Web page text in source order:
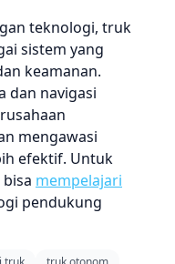
teknologi, truk
sistem yang
keamanan.
dan navigasi
mengawasi
efektif. Untuk
mempelajari
pendukung